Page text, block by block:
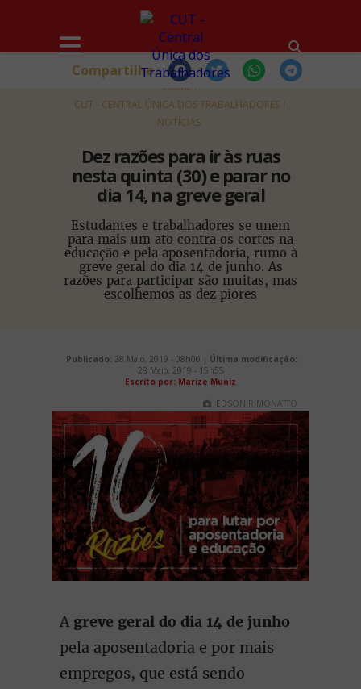
HOME
CUT - CENTRAL ÚNICA DOS TRABALHADORES
NOTÍCIAS
Dez razões para ir às ruas
nesta quinta (30) e parar no
dia 14, na greve geral
Estudantes e trabalhadores se unem
para mais um ato contra os cortes na
educação e pela aposentadoria, rumo à
greve geral do dia 14 de junho. As
razões para participar são muitas, mas
escolhemos as dez piores
Compartilhe
Publicado: 28 Maio, 2019 - 08h00 | Última modificação:
28 Maio, 2019 - 15h55
Escrito por: Marize Muniz
EDSON RIMONATTO
A greve geral do dia 14 de junho
pela aposentadoria e por mais
empregos, que está sendo